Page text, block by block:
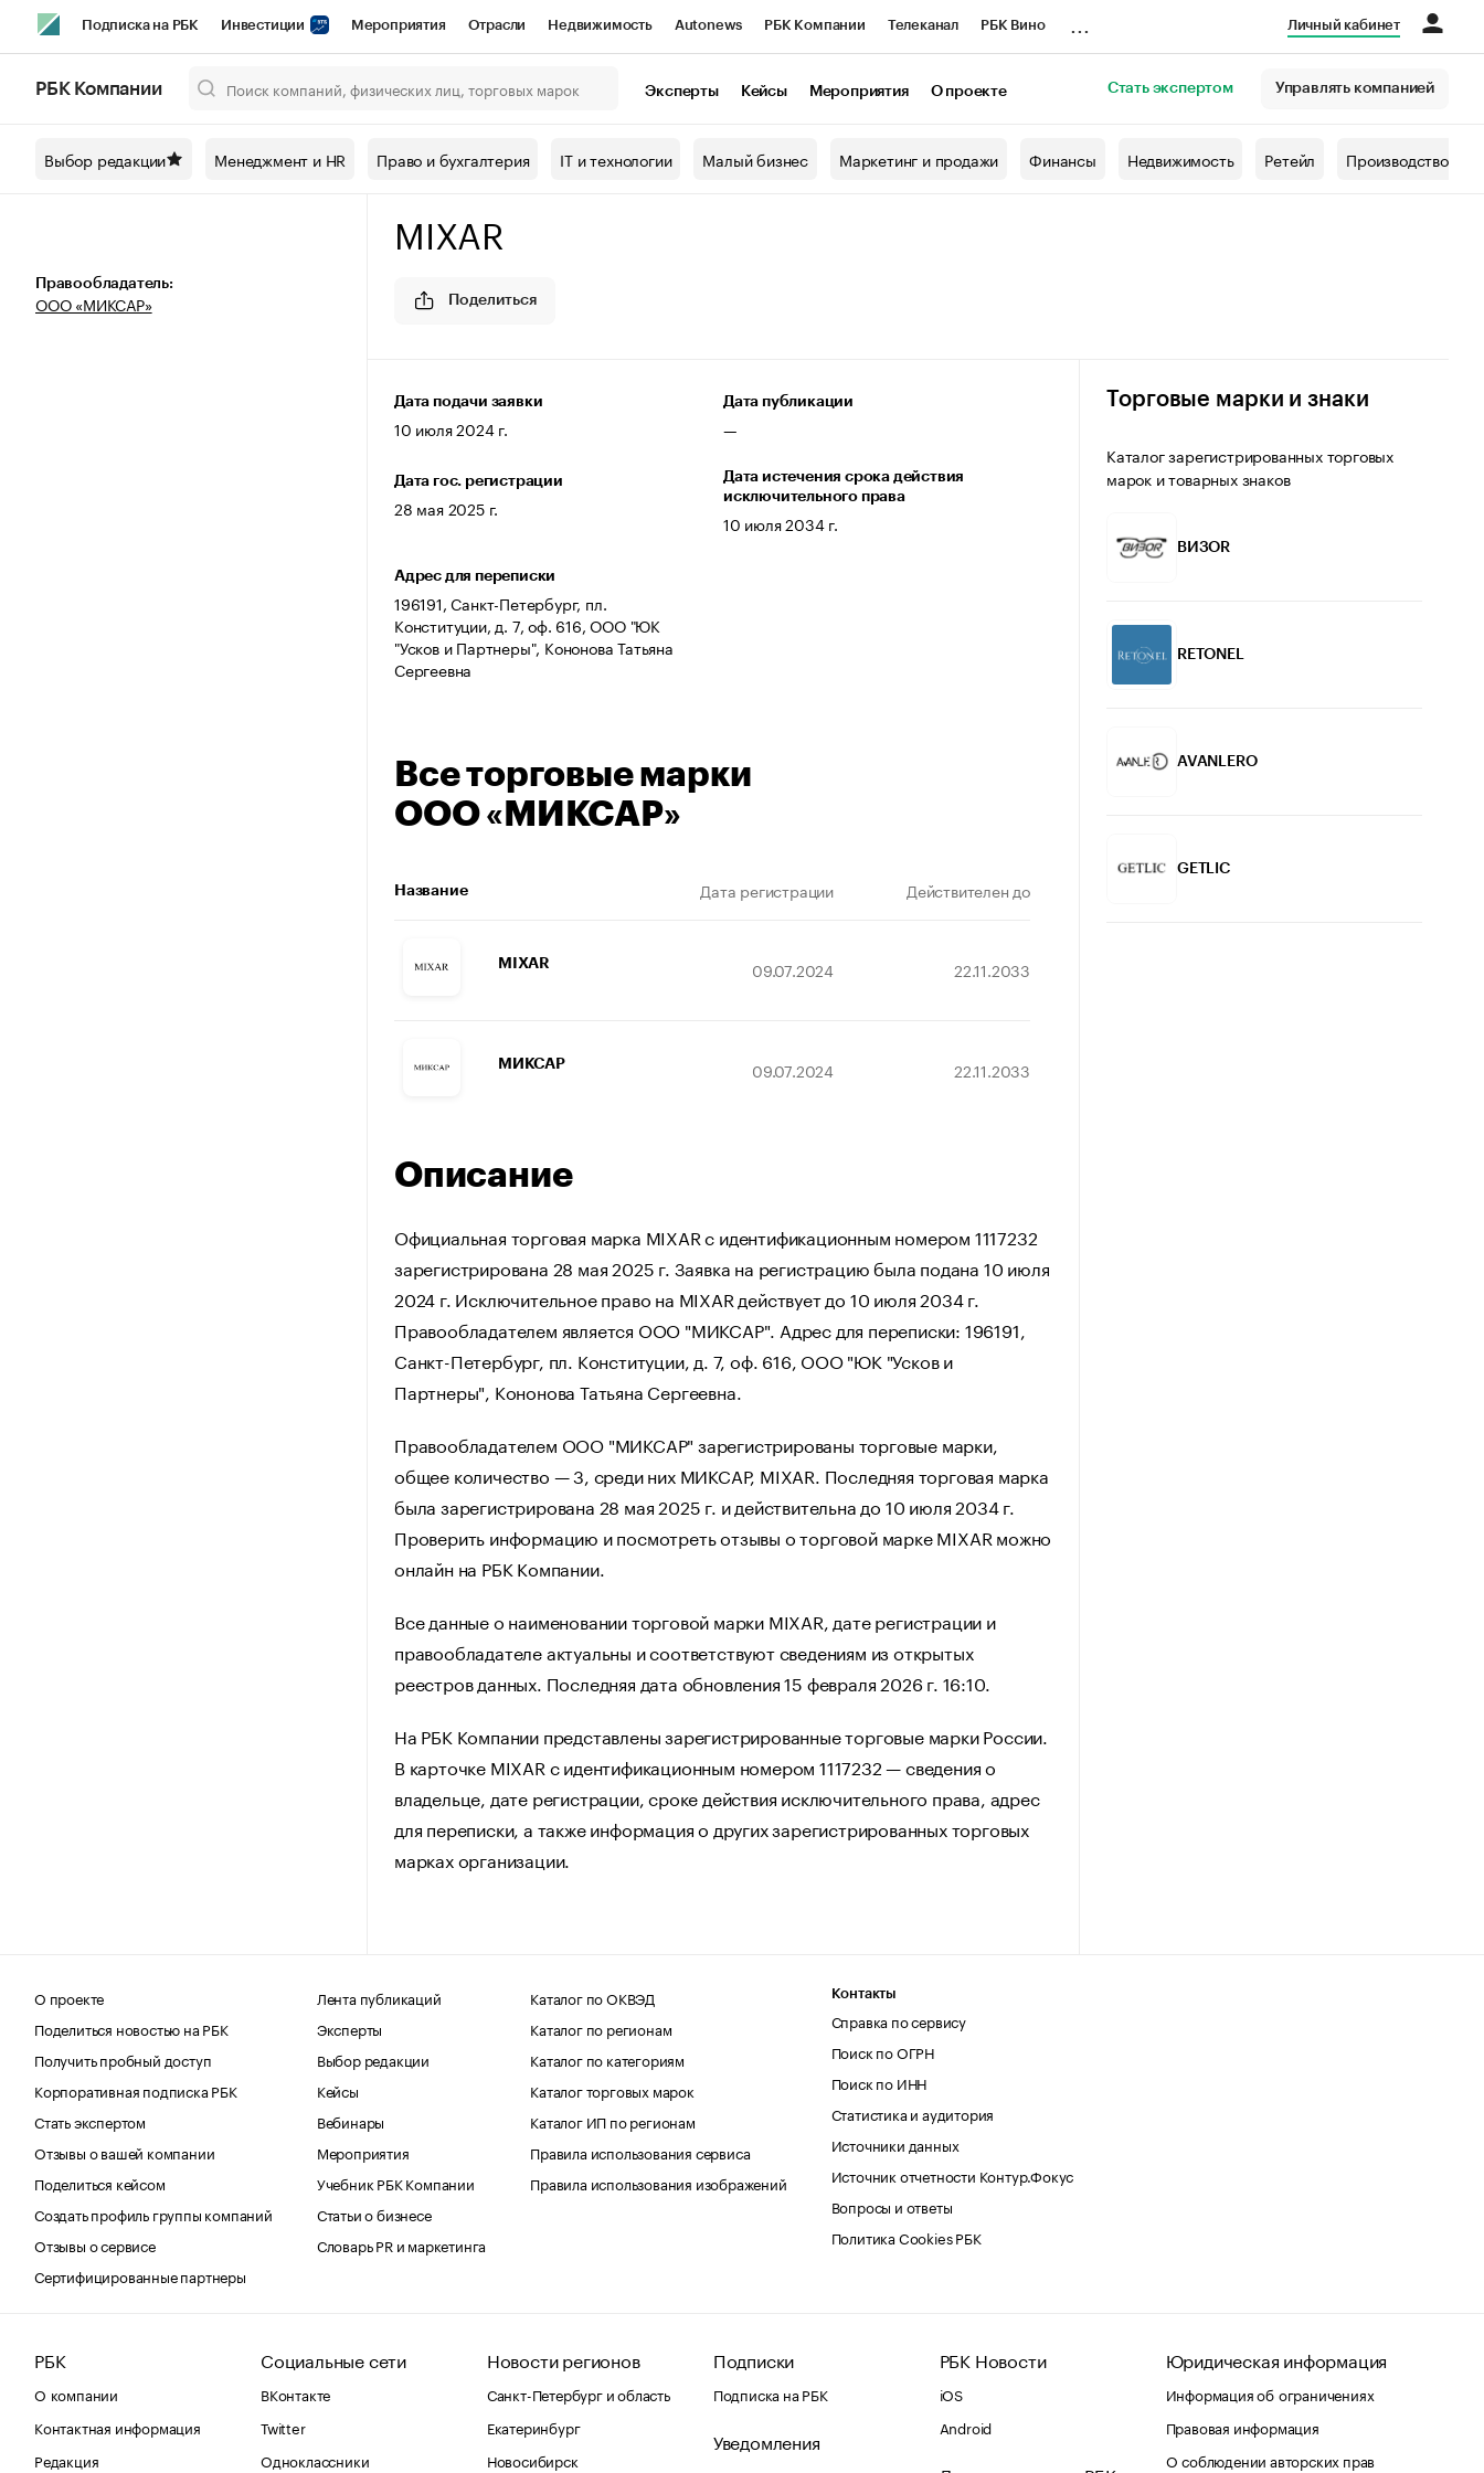
Подписка на РБК Инвестиции Мероприятия Отрасли Недвижимость Autonews РБК Компании Телеканал РБК Вино
Спецпроекты СПб Конференции СПб Спецпроекты Проверка контрагентов
Рынок наличной валюты
Личный кабинет
РБК Компании Эксперты Кейсы Мероприятия О проекте Стать экспертом Управлять компанией
Выбор редакции Менеджмент и HR Право и бухгалтерия IT и технологии Малый бизнес Маркетинг и продажи Финансы Недвижимость Ретейл Производство
Правообладатель:
ООО «МИКСАР»
MIXAR
Поделиться
Дата подачи заявки
10 июля 2024 г.
Дата публикации
—
Дата гос. регистрации
28 мая 2025 г.
Дата истечения срока действия
исключительного права
10 июля 2034 г.
Адрес для переписки
196191, Санкт-Петербург, пл.
Конституции, д. 7, оф. 616, ООО "ЮК
"Усков и Партнеры", Кононова Татьяна
Сергеевна
Все торговые марки
ООО «МИКСАР»
Название Дата регистрации Действителен до
MIXAR 09.07.2024 22.11.2033
МИКСАР 09.07.2024 22.11.2033
Описание
Официальная торговая марка MIXAR с идентификационным номером 1117232
зарегистрирована 28 мая 2025 г. Заявка на регистрацию была подана 10 июля
2024 г. Исключительное право на MIXAR действует до 10 июля 2034 г.
Правообладателем является ООО "МИКСАР". Адрес для переписки: 196191,
Санкт-Петербург, пл. Конституции, д. 7, оф. 616, ООО "ЮК "Усков и
Партнеры", Кононова Татьяна Сергеевна.
Правообладателем ООО "МИКСАР" зарегистрированы торговые марки,
общее количество — 3, среди них МИКСАР, MIXAR. Последняя торговая марка
была зарегистрирована 28 мая 2025 г. и действительна до 10 июля 2034 г.
Проверить информацию и посмотреть отзывы о торговой марке MIXAR можно
онлайн на РБК Компании.
Все данные о наименовании торговой марки MIXAR, дате регистрации и
правообладателе актуальны и соответствуют сведениям из открытых
реестров данных. Последняя дата обновления 15 февраля 2026 г. 16:10.
На РБК Компании представлены зарегистрированные торговые марки России.
В карточке MIXAR с идентификационным номером 1117232 — сведения о
владельце, дате регистрации, сроке действия исключительного права, адрес
для переписки, а также информация о других зарегистрированных торговых
марках организации.
Торговые марки и знаки
Каталог зарегистрированных торговых
марок и товарных знаков
ВИЗОR
RETONEL
AVANLERO
GETLIC
О проекте
Поделиться новостью на РБК
Получить пробный доступ
Корпоративная подписка РБК
Стать экспертом
Отзывы о вашей компании
Поделиться кейсом
Создать профиль группы компаний
Отзывы о сервисе
Сертифицированные партнеры
Лента публикаций
Эксперты
Выбор редакции
Кейсы
Вебинары
Мероприятия
Учебник РБК Компании
Статьи о бизнесе
Словарь PR и маркетинга
Каталог по ОКВЭД
Каталог по регионам
Каталог по категориям
Каталог торговых марок
Каталог ИП по регионам
Правила использования сервиса
Правила использования изображений
Контакты
Справка по сервису
Поиск по ОГРН
Поиск по ИНН
Статистика и аудитория
Источники данных
Источник отчетности Контур.Фокус
Вопросы и ответы
Политика Cookies РБК
РБК
О компании
Контактная информация
Редакция
Социальные сети
ВКонтакте
Twitter
Одноклассники
Новости регионов
Санкт-Петербург и область
Екатеринбург
Новосибирск
Подписки
Подписка на РБК
Уведомления
РБК Новости
iOS
Android
Юридическая информация
Информация об ограничениях
Правовая информация
О соблюдении авторских прав